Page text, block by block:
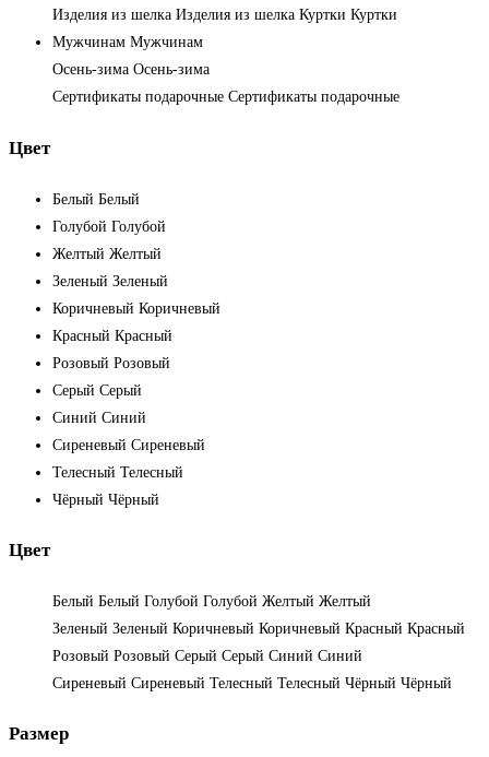
Изделия из шелка Изделия из шелка Куртки Куртки
Мужчинам Мужчинам
Осень-зима Осень-зима
Сертификаты подарочные Сертификаты подарочные
Цвет
Белый Белый
Голубой Голубой
Желтый Желтый
Зеленый Зеленый
Коричневый Коричневый
Красный Красный
Розовый Розовый
Серый Серый
Синий Синий
Сиреневый Сиреневый
Телесный Телесный
Чёрный Чёрный
Цвет
Белый Белый Голубой Голубой Желтый Желтый
Зеленый Зеленый Коричневый Коричневый Красный Красный
Розовый Розовый Серый Серый Синий Синий
Сиреневый Сиреневый Телесный Телесный Чёрный Чёрный
Размер